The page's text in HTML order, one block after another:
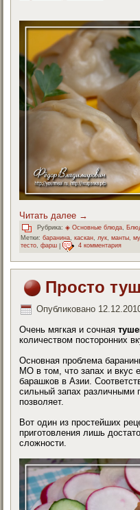
Читать далее →
Рубрика: ◈ Основные блюда
Метки: баранина ,каскан лук ,манты ,
тесто,фарш | 4 комментария
Просто
Опубликовано
Очень мягкая и сочная
количеством посторонних
Основная проблема
МО в том, что запах и вкус
барашков в Азии.
сильный запах различными
позволяет.
Вот один из простейших
приготовления лишь
сложности.